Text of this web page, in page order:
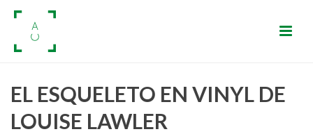
EL ESQUELETO EN VINYL DE
LOUISE LAWLER